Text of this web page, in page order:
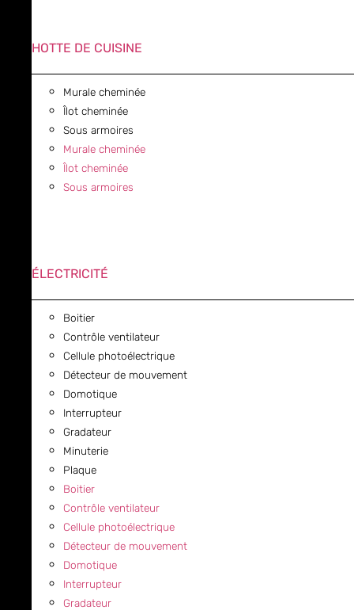
HOTTE DE CUISINE
Murale cheminée
Îlot cheminée
Sous armoires
Murale cheminée
Îlot cheminée
Sous armoires
ÉLECTRICITÉ
Boitier
Contrôle ventilateur
Cellule photoélectrique
Détecteur de mouvement
Domotique
Interrupteur
Gradateur
Minuterie
Plaque
Boitier
Contrôle ventilateur
Cellule photoélectrique
Détecteur de mouvement
Domotique
Interrupteur
Gradateur